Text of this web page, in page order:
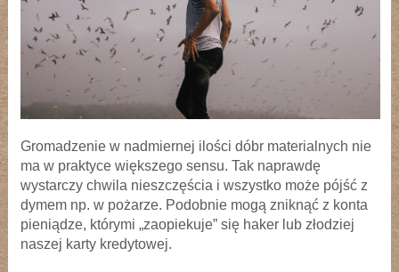
Gromadzenie w nadmiernej ilości dóbr materialnych nie
ma w praktyce większego sensu. Tak naprawdę
wystarczy chwila nieszczęścia i wszystko może pójść z
dymem np. w pożarze. Podobnie mogą zniknąć z konta
pieniądze, którymi „zaopiekuje” się haker lub złodziej
naszej karty kredytowej.